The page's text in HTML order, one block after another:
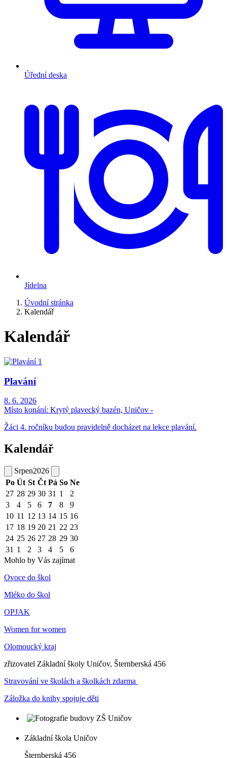
Úřední deska
Jídelna
Úvodní stránka
Kalendář
Kalendář
Plavání
8. 6. 2026
Místo konání: Krytý plavecký bazén, Uničov -
Žáci 4. ročníku budou pravidelně docházet na lekce plavání.
Kalendář
Srpen2026
Po Út St Čt Pá So Ne
27 28 29 30 31 1
2
3
4 5 6 7 8
9
10 11 12 13 14 15 16
17 18 19 20 21 22 23
24 25 26 27 28 29 30
31 1 2 3 4 5
6
Mohlo by Vás zajímat
Ovoce do škol
Mléko do škol
OPJAK
Women for women
Olomoucký kraj
zřizovatel Základní školy Uničov, Šternberská 456
Stravování ve školách a školkách zdarma
Záložka do knihy spojuje děti
Základní škola Uničov
Šternberská 456